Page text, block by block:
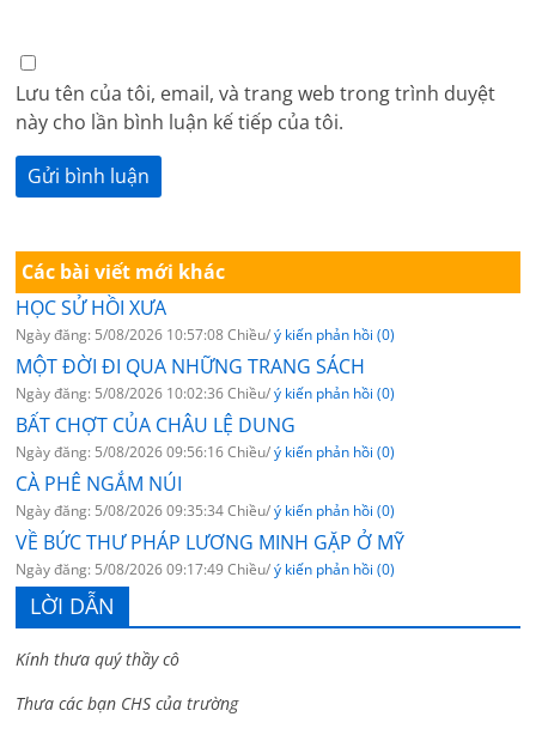
Lưu tên của tôi, email, và trang web trong trình duyệt
này cho lần bình luận kế tiếp của tôi.
Các bài viết mới khác
HỌC SỬ HỒI XƯA
Ngày đăng: 5/08/2026 10:57:08 Chiều/ý kiến phản hồi (0)
MỘT ĐỜI ĐI QUA NHỮNG TRANG SÁCH
Ngày đăng: 5/08/2026 10:02:36 Chiều/ý kiến phản hồi (0)
BẤT CHỢT CỦA CHÂU LỆ DUNG
Ngày đăng: 5/08/2026 09:56:16 Chiều/ý kiến phản hồi (0)
CÀ PHÊ NGẮM NÚI
Ngày đăng: 5/08/2026 09:35:34 Chiều/ý kiến phản hồi (0)
VỀ BỨC THƯ PHÁP LƯƠNG MINH GẶP Ở MỸ
Ngày đăng: 5/08/2026 09:17:49 Chiều/ý kiến phản hồi (0)
LỜI DẪN
Kính thưa quý thầy cô
Thưa các bạn CHS của trường